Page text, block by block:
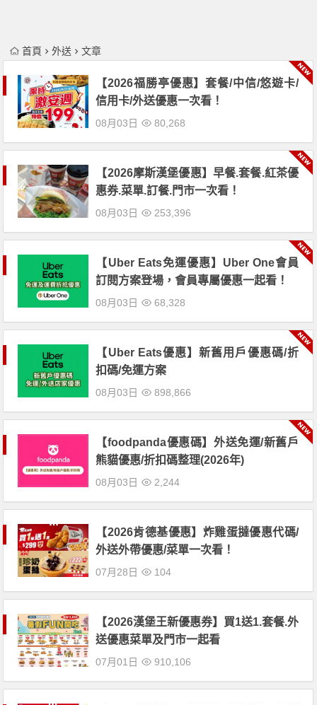
首頁 外送 文章
【2026福勝亭優惠】套餐/中信/悠遊卡/
信用卡/外送優惠一次看！
08月03日 80,268
【2026摩斯漢堡優惠】早餐.套餐.紅茶優
惠券.菜單.訂餐.門市一次看！
08月03日 253,396
【Uber Eats免運優惠】Uber One會員
訂閱方案登場，會員專屬優惠一起看！
08月03日 68,328
【Uber Eats優惠】新舊用戶優惠碼/折
扣碼/免運方案
08月03日 898,866
【foodpanda優惠碼】外送免運/新舊戶
熊貓優惠/折扣碼整理(2026年)
08月03日 2,244
【2026肯德基優惠】炸雞蛋撻優惠代碼/
外送外帶優惠/菜單一次看！
07月28日 104
【2026漢堡王新優惠券】買1送1.套餐.外
送優惠菜單及門市一起看
07月01日 910,106